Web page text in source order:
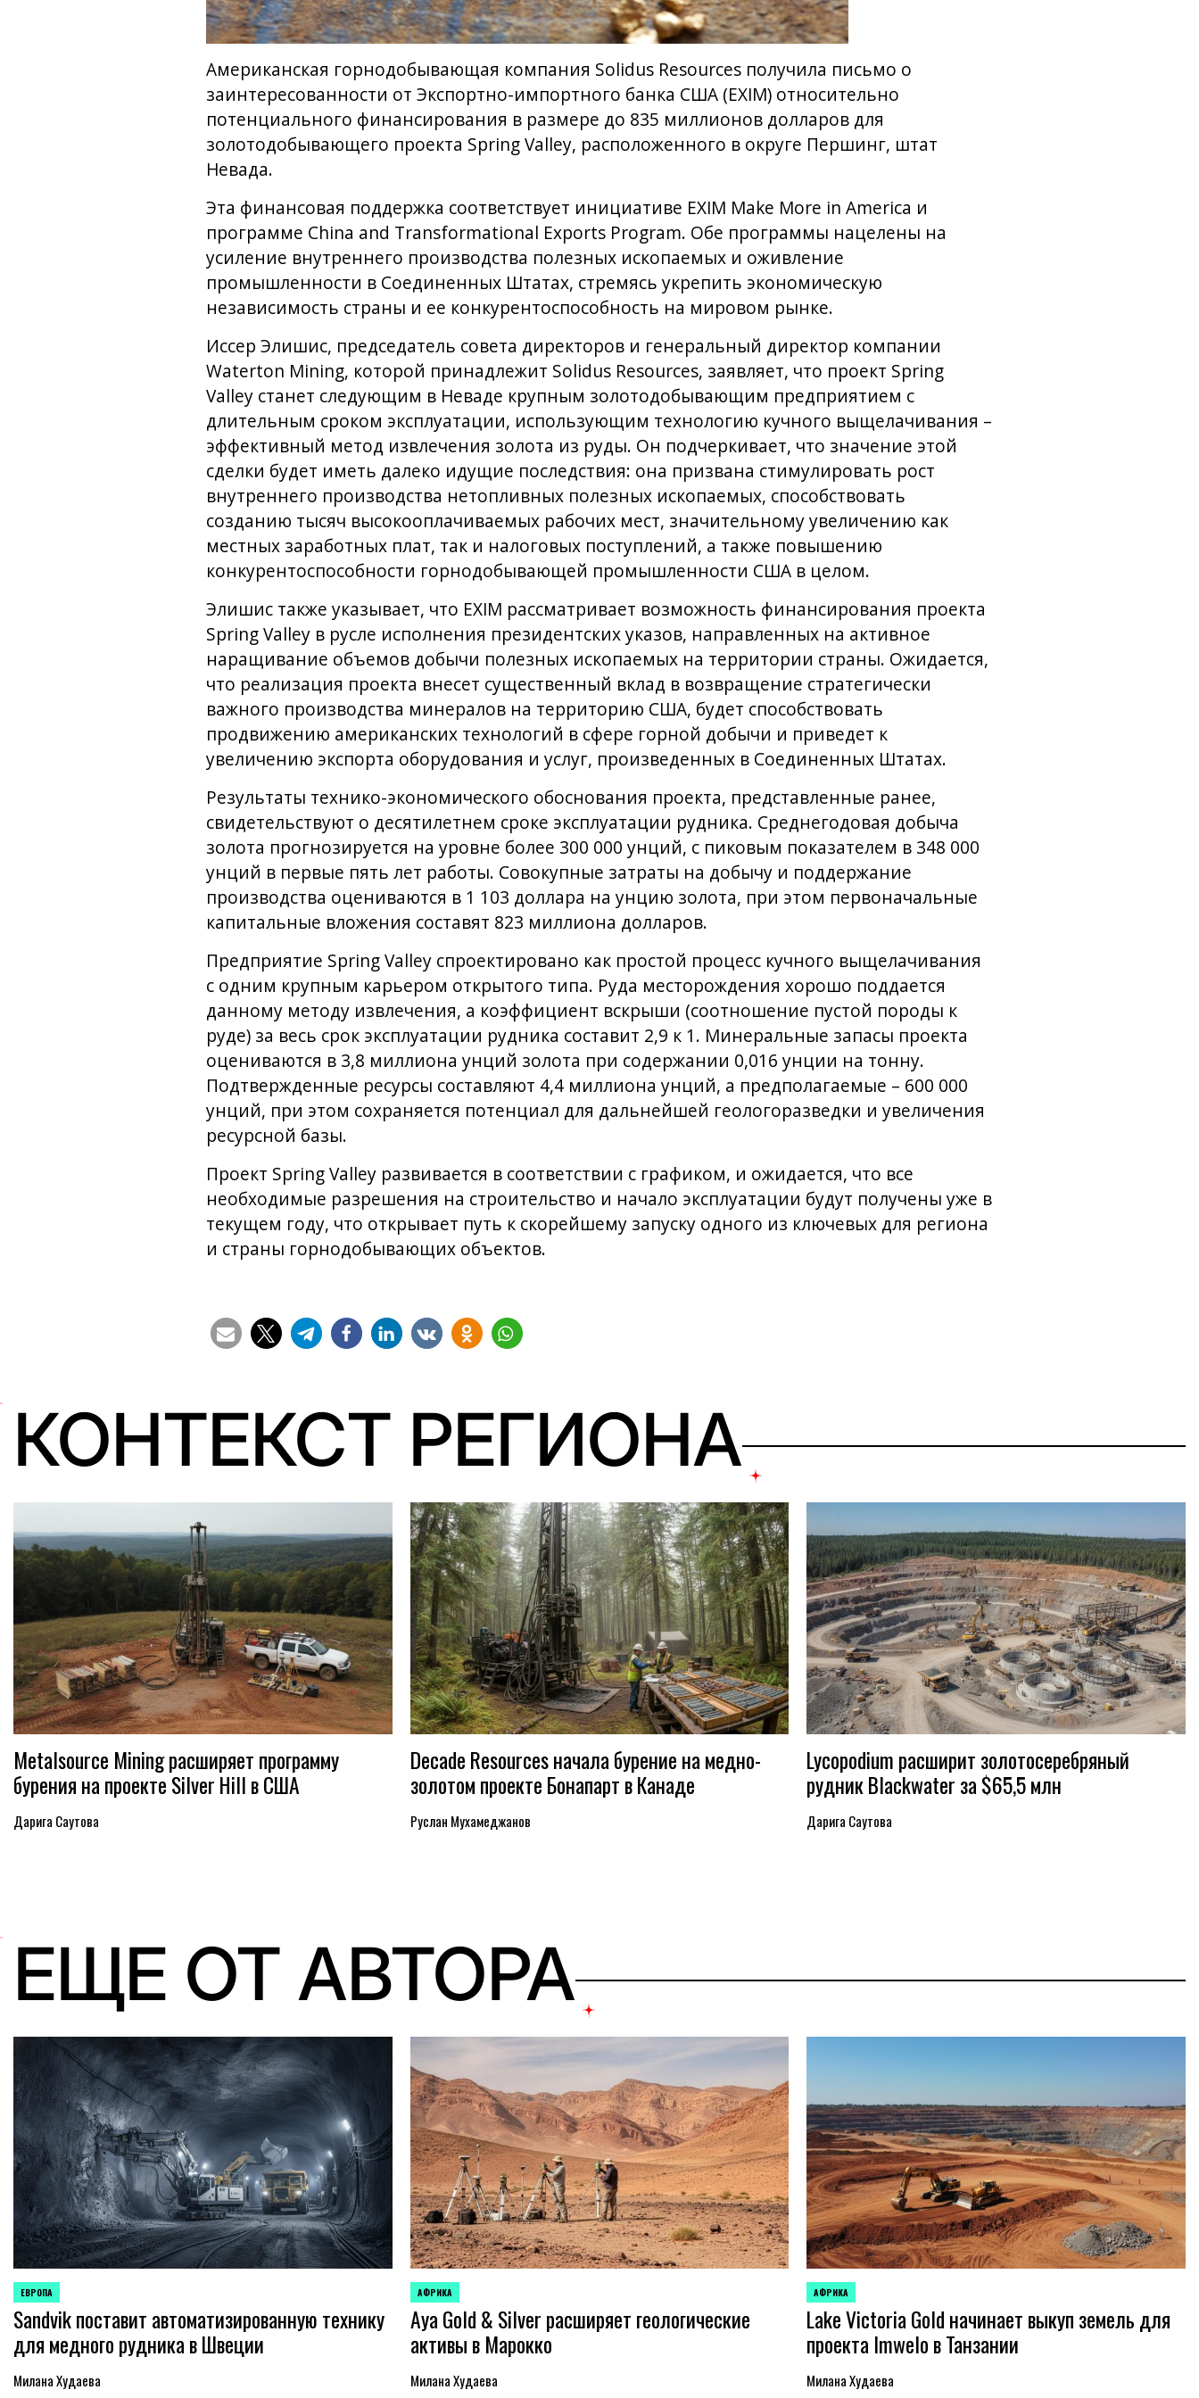
Американская горнодобывающая компания Solidus Resources получила письмо о
заинтересованности от Экспортно-импортного банка США (EXIM) относительно
потенциального финансирования в размере до 835 миллионов долларов для
золотодобывающего проекта Spring Valley, расположенного в округе Першинг, штат
Невада.
Эта финансовая поддержка соответствует инициативе EXIM Make More in America и
программе China and Transformational Exports Program. Обе программы нацелены на
усиление внутреннего производства полезных ископаемых и оживление
промышленности в Соединенных Штатах, стремясь укрепить экономическую
независимость страны и ее конкурентоспособность на мировом рынке.
Иссер Элишис, председатель совета директоров и генеральный директор компании
Waterton Mining, которой принадлежит Solidus Resources, заявляет, что проект Spring
Valley станет следующим в Неваде крупным золотодобывающим предприятием с
длительным сроком эксплуатации, использующим технологию кучного выщелачивания –
эффективный метод извлечения золота из руды. Он подчеркивает, что значение этой
сделки будет иметь далеко идущие последствия: она призвана стимулировать рост
внутреннего производства нетопливных полезных ископаемых, способствовать
созданию тысяч высокооплачиваемых рабочих мест, значительному увеличению как
местных заработных плат, так и налоговых поступлений, а также повышению
конкурентоспособности горнодобывающей промышленности США в целом.
Элишис также указывает, что EXIM рассматривает возможность финансирования проекта
Spring Valley в русле исполнения президентских указов, направленных на активное
наращивание объемов добычи полезных ископаемых на территории страны. Ожидается,
что реализация проекта внесет существенный вклад в возвращение стратегически
важного производства минералов на территорию США, будет способствовать
продвижению американских технологий в сфере горной добычи и приведет к
увеличению экспорта оборудования и услуг, произведенных в Соединенных Штатах.
Результаты технико-экономического обоснования проекта, представленные ранее,
свидетельствуют о десятилетнем сроке эксплуатации рудника. Среднегодовая добыча
золота прогнозируется на уровне более 300 000 унций, с пиковым показателем в 348 000
унций в первые пять лет работы. Совокупные затраты на добычу и поддержание
производства оцениваются в 1 103 доллара на унцию золота, при этом первоначальные
капитальные вложения составят 823 миллиона долларов.
Предприятие Spring Valley спроектировано как простой процесс кучного выщелачивания
с одним крупным карьером открытого типа. Руда месторождения хорошо поддается
данному методу извлечения, а коэффициент вскрыши (соотношение пустой породы к
руде) за весь срок эксплуатации рудника составит 2,9 к 1. Минеральные запасы проекта
оцениваются в 3,8 миллиона унций золота при содержании 0,016 унции на тонну.
Подтвержденные ресурсы составляют 4,4 миллиона унций, а предполагаемые – 600 000
унций, при этом сохраняется потенциал для дальнейшей геологоразведки и увеличения
ресурсной базы.
Проект Spring Valley развивается в соответствии с графиком, и ожидается, что все
необходимые разрешения на строительство и начало эксплуатации будут получены уже в
текущем году, что открывает путь к скорейшему запуску одного из ключевых для региона
и страны горнодобывающих объектов.
КОНТЕКСТ РЕГИОНА
Metalsource Mining расширяет программу
бурения на проекте Silver Hill в США
Дарига Саутова
Decade Resources начала бурение на медно-
золотом проекте Бонапарт в Канаде
Руслан Мухамеджанов
Lycopodium расширит золотосеребряный
рудник Blackwater за $65,5 млн
Дарига Саутова
ЕЩЕ ОТ АВТОРА
ОПУБЛИКОВАНО
В
ЕВРОПА
Sandvik поставит автоматизированную технику
для медного рудника в Швеции
Милана Худаева
ОПУБЛИКОВАНО
В
АФРИКА
Aya Gold & Silver расширяет геологические
активы в Марокко
Милана Худаева
ОПУБЛИКОВАНО
В
АФРИКА
Lake Victoria Gold начинает выкуп земель для
проекта Imwelo в Танзании
Милана Худаева